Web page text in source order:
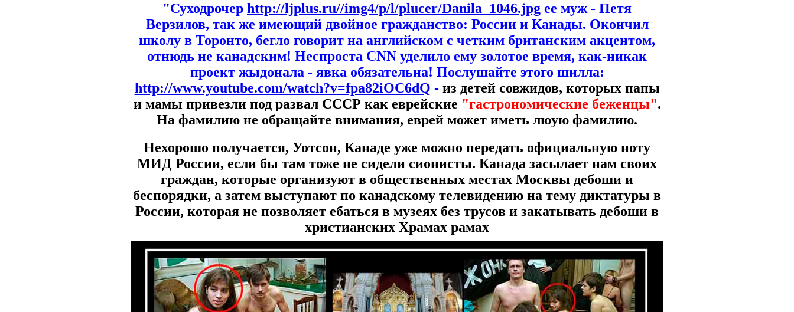
"Суходрочер http://ljplus.ru//img4/p/l/plucer/Danila_1046.jpg ее муж - Петя
Верзилов, так же имеющий двойное гражданство: России и Канады. Окончил
школу в Торонто, бегло говорит на английском с четким британским акцентом,
отнюдь не канадским! Неспроста CNN уделило ему золотое время, как-никак
проект жыдонала - явка обязательна! Послушайте этого шилла:
http://www.youtube.com/watch?v=fpa82iOC6dQ - из детей совжидов, которых папы
и мамы привезли под развал СССР как еврейские "гастрономические беженцы".
На фамилию не обращайте внимания, еврей может иметь люую фамилию.
Нехорошо получается, Уотсон, Канаде уже можно передать официальную ноту
МИД России, если бы там тоже не сидели сионисты. Канада засылает нам своих
граждан, которые организуют в общественных местах Москвы дебоши и
беспорядки, а затем выступают по канадскому телевидению на тему диктатуры в
России, которая не позволяет ебаться в музеях без трусов и закатывать дебоши в
христианских Храмах рамах